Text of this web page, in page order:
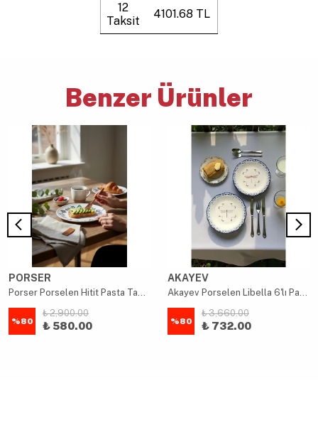
12
Taksit
4101.68 TL
Benzer Ürünler
PORSER
Porser Porselen Hitit Pasta Tabağı Takımı 21cm 6 Parça
%80
₺ 2,900.00
₺ 580.00
AKAYEV
Akayev Porselen Libella 6'lı Pasta Takımı
%80
₺ 3,660.00
₺ 732.00